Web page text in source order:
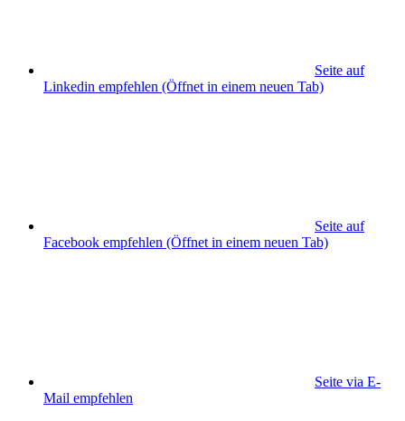
Seite auf
Linkedin empfehlen (Öffnet in einem neuen Tab)
Seite auf
Facebook empfehlen (Öffnet in einem neuen Tab)
Seite via E-
Mail empfehlen